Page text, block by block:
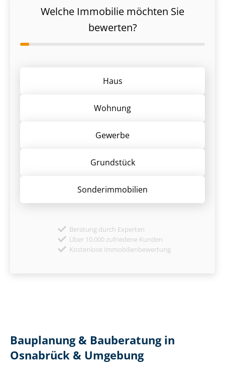
Welche Immobilie möchten Sie
bewerten?
Haus
Wohnung
Gewerbe
Grund­stück
Sonder­immobilien
Beratung durch Experten
Über 10.000 zufriedene Kunden
Kostenlose Immobilienbewertung
Bauplanung & Bauberatung in
Osnabrück & Umgebung